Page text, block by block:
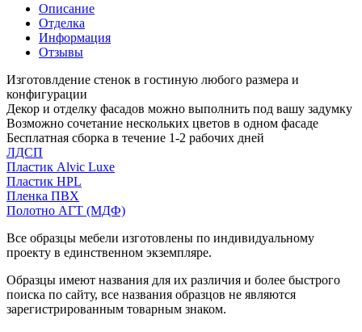
Описание
Отделка
Информация
Отзывы
Изготовлдение стенок в гостиную любого размера и
конфигурации
Декор и отделку фасадов можно выполнить под вашу задумку
Возможно сочетание нескольких цветов в одном фасаде
Бесплатная сборка в течение 1-2 рабочих дней
ЛДСП
Пластик Alvic Luxe
Пластик HPL
Пленка ПВХ
Полотно АГТ (МДФ)
Все образцы мебели изготовлены по индивидуальному
проекту в единственном экземпляре.
Образцы имеют названия для их различия и более быстрого
поиска по сайту, все названия образцов не являются
зарегистрированным товарным знаком.